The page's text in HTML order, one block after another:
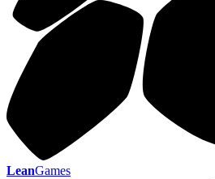
LeanGames